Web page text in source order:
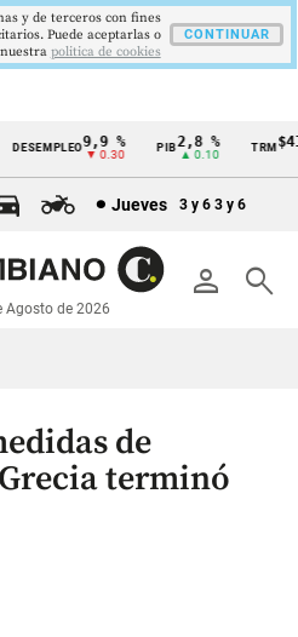
DESEMPLEO 9,9 %
▼ 0.30
PIB2,8 %
▲ 0.10
TRM
Jueves 3 y 6 3 y 6
person search
Agosto de 2026
de
terminó
y de terceros con fines
Puede aceptarlas o
politica de cookies
CONTINUAR